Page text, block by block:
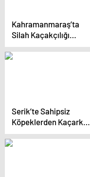
Kahramanmaraş’ta
Silah Kaçakçılığı
Operasyonu: 10
Tutuklama
Serik’te Sahipsiz
Köpeklerden Kaçarken
Kamyonun Altında
Kalan Çocuk İçin